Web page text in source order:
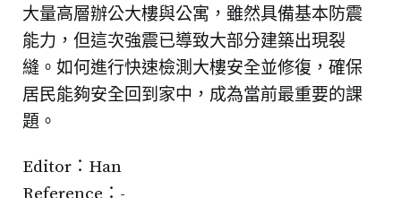
大量高層辦公大樓與公寓，雖然具備基本防震
能力，但這次強震已導致大部分建築出現裂
縫。如何進行快速檢測大樓安全並修復，確保
居民能夠安全回到家中，成為當前最重要的課
題。
Editor：Han